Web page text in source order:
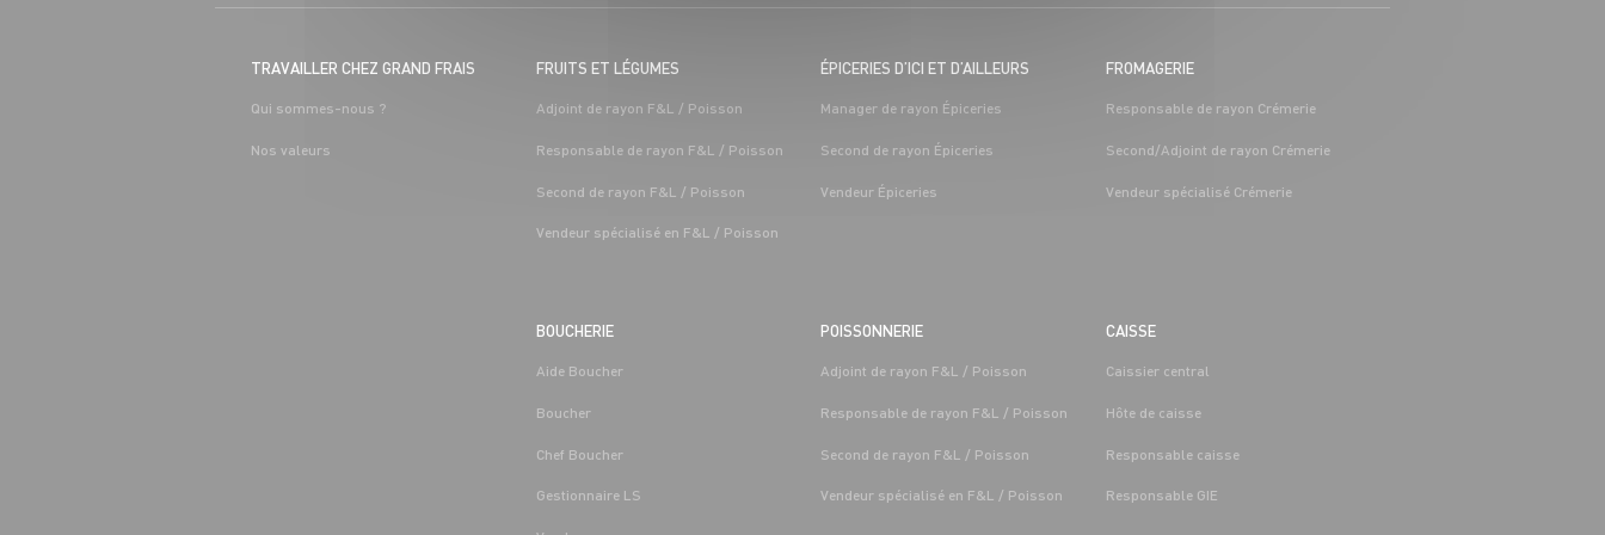
TRAVAILLER CHEZ GRAND FRAIS
Qui sommes-nous ?
Nos valeurs
FRUITS ET LÉGUMES
Adjoint de rayon F&L / Poisson
Responsable de rayon F&L / Poisson
Second de rayon F&L / Poisson
Vendeur spécialisé en F&L / Poisson
ÉPICERIES D’ICI ET D’AILLEURS
Manager de rayon Épiceries
Second de rayon Épiceries
Vendeur Épiceries
FROMAGERIE
Responsable de rayon Crémerie
Second/Adjoint de rayon Crémerie
Vendeur spécialisé Crémerie
BOUCHERIE
Aide Boucher
Boucher
Chef Boucher
Gestionnaire LS
POISSONNERIE
Adjoint de rayon F&L / Poisson
Responsable de rayon F&L / Poisson
Second de rayon F&L / Poisson
Vendeur spécialisé en F&L / Poisson
CAISSE
Caissier central
Hôte de caisse
Responsable caisse
Responsable GIE